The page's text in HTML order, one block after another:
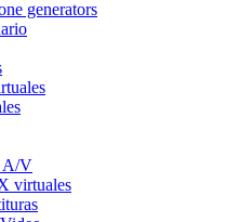
generators
A/V
virtuales